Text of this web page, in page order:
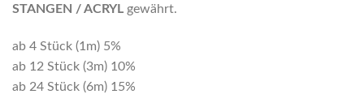
STANGEN / ACRYL gewährt.
ab 4 Stück (1m) 5%
ab 12 Stück (3m) 10%
ab 24 Stück (6m) 15%